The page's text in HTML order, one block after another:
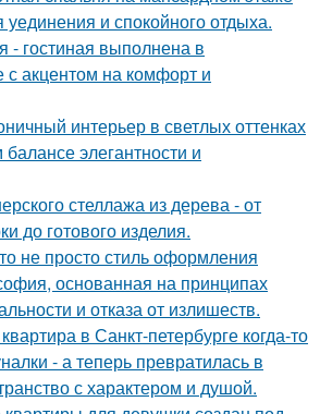
и спокойного отдыха.
- гостиная выполнена в
акцентом на комфорт и
интерьер в светлых оттенках
элегантности и
стеллажа из дерева - от
до готового изделия.
не просто стиль оформления
основанная на принципах
и отказа от излишеств.
в Санкт-петербурге когда-то
- а теперь превратилась в
с характером и душой.